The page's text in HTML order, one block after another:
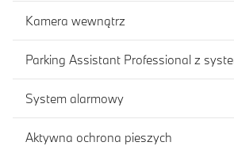
Kamera wewnątrz
Parking Assistant Professional z
System alarmowy
Aktywna ochrona pieszych